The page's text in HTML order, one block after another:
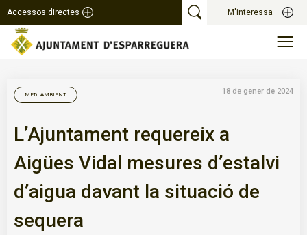
Accessos directes M'interessa
MEDI AMBIENT 18 de gener de 2024
L’Ajuntament requereix a
Aigües Vidal mesures d’estalvi
d’aigua davant la situació de
sequera